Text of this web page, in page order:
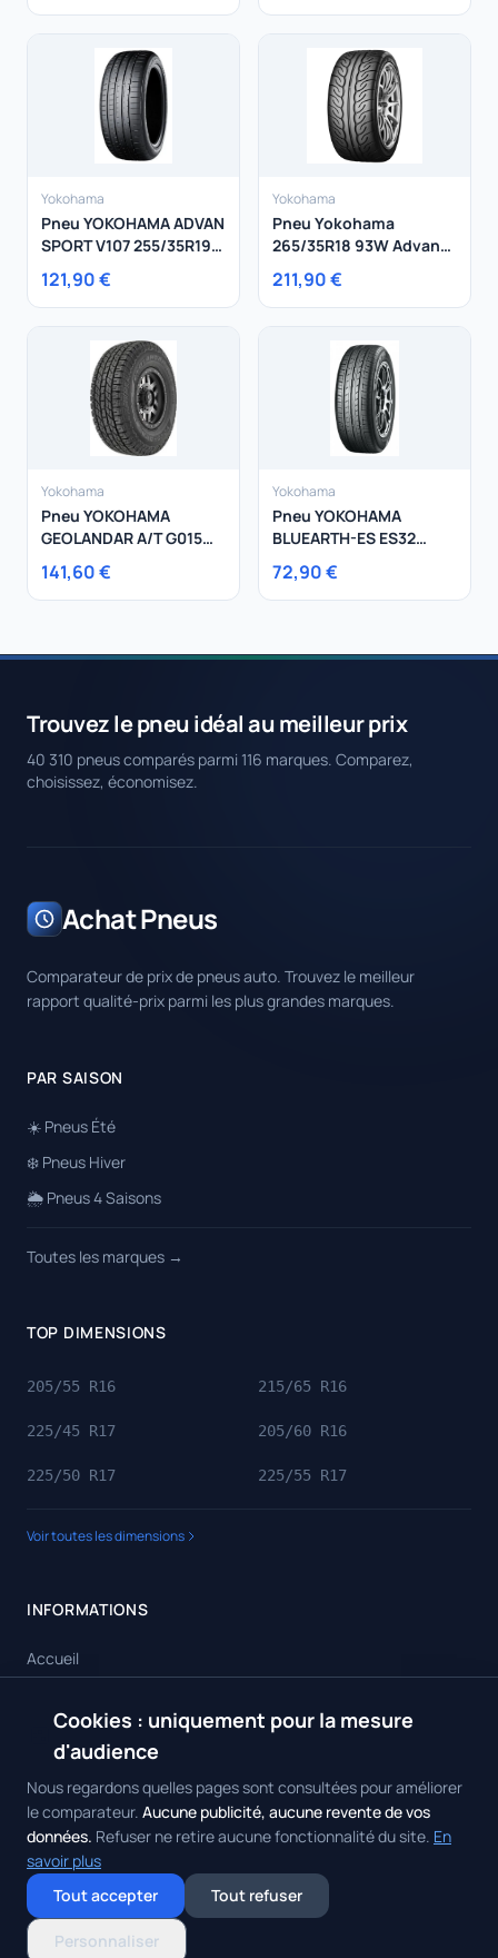
Yokohama
Pneu YOKOHAMA ADVAN
SPORT V107 255/35R19
96Y
121,90 €
Yokohama
Pneu Yokohama
265/35R18 93W Advan
Neova Ad08R
211,90 €
Yokohama
Pneu YOKOHAMA
GEOLANDAR A/T G015
255/70R18 113H
141,60 €
Yokohama
Pneu YOKOHAMA
BLUEARTH-ES ES32
185/60R15 88H
72,90 €
Trouvez le pneu idéal au meilleur prix
40 310 pneus comparés parmi 116 marques. Comparez,
choisissez, économisez.
Achat Pneus
Comparateur de prix de pneus auto. Trouvez le meilleur
rapport qualité-prix parmi les plus grandes marques.
PAR SAISON
☀️ Pneus Été
❄️ Pneus Hiver
🌦️ Pneus 4 Saisons
Toutes les marques →
TOP DIMENSIONS
205/55 R16 215/65 R16
225/45 R17 205/60 R16
225/50 R17 225/55 R17
Voir toutes les dimensions
INFORMATIONS
Accueil
Toutes les marques
Contact
© 2026 Achat Pneus. Tous droits réservés.Mentions Légales
de Confidentialité
Contact
Cookies : uniquement pour la mesure
d'audience
Nous regardons quelles pages sont consultées pour améliorer
le comparateur. Aucune publicité, aucune revente de vos
données. Refuser ne retire aucune fonctionnalité du site. En
savoir plus
Tout accepter
Tout refuser
Personnaliser